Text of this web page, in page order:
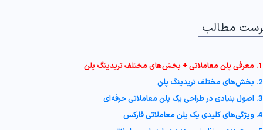
مطالب
1. معرفی پلن معاملاتی + بخش‌های مختلف تریدینگ پلن
2. بخش‌های مختلف تریدینگ پلن
3. اصول بنیادی در طراحی یک پلن معاملاتی حرفه‌ای
4. ویژگی‌های کلیدی یک پلن معاملاتی فارکس